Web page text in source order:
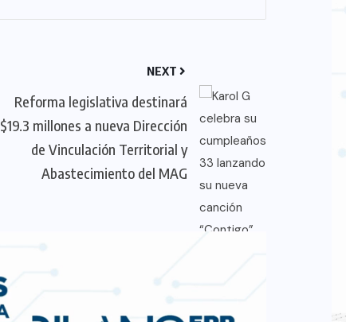
NEXT
Reforma legislativa destinará
$19.3 millones a nueva Dirección
de Vinculación Territorial y
Abastecimiento del MAG